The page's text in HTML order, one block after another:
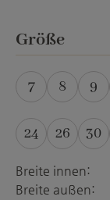
Größe
7
(Diese
8
(Diese
9
24 26 30
Breite innen:
Breite außen: